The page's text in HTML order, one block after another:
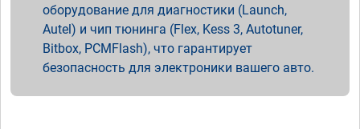
оборудование для диагностики (Launch,
Autel) и чип тюнинга (Flex, Kess 3, Autotuner,
Bitbox, PCMFlash), что гарантирует
безопасность для электроники вашего авто.